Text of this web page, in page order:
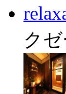
クゼ